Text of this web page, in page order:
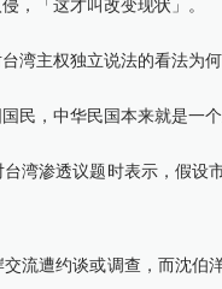
主权独立说法的看法为何
，中华民国本来就是一
渗透议题时表示，假设
遭约谈或调查，而沈伯